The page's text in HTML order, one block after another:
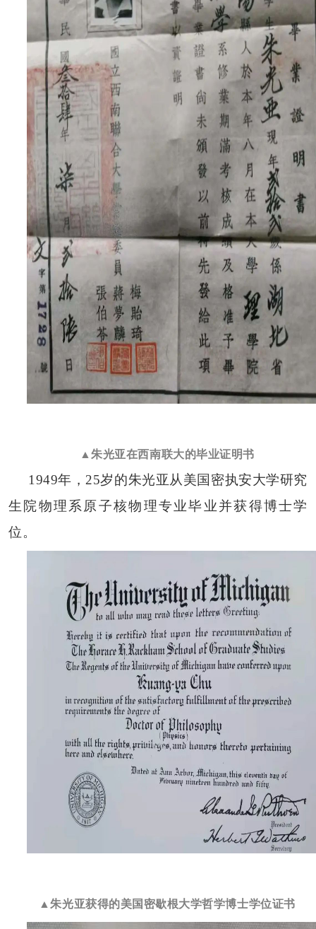
▲朱光亚在西南联大的毕业证明书
1949年，25岁的朱光亚从美国密执安大学研究
生院物理系原子核物理专业毕业并获得博士学
位。
▲朱光亚获得的美国密歇根大学哲学博士学位证书